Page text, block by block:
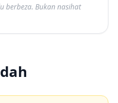
Bukan nasihat